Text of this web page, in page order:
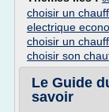
choisir un
electrique
choisir un
choisir son
Le Guide
savoir